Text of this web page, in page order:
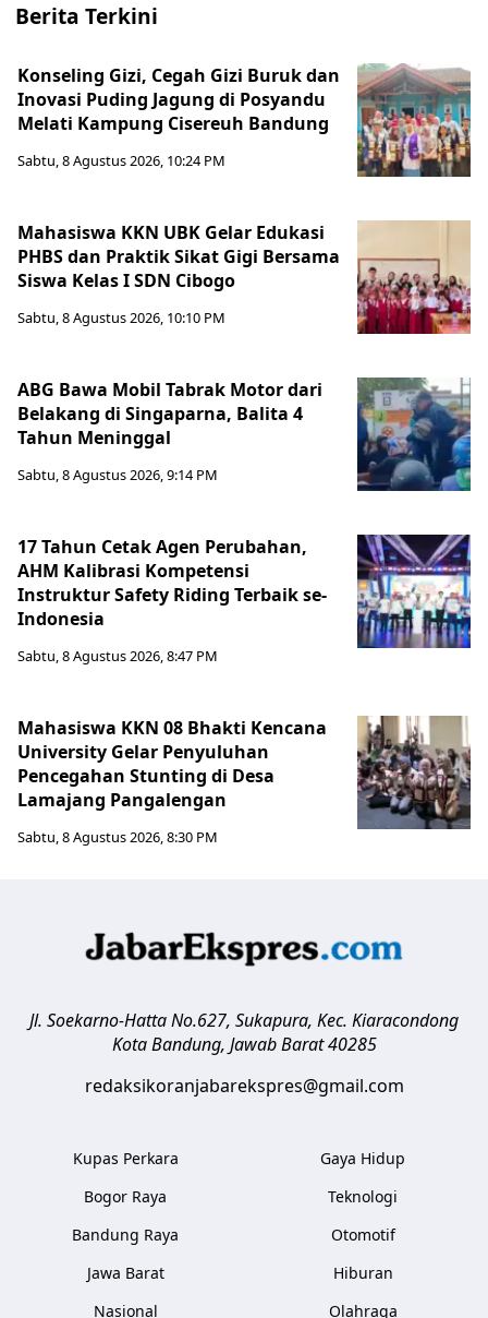
Berita Terkini
Konseling Gizi, Cegah Gizi Buruk dan
Inovasi Puding Jagung di Posyandu
Melati Kampung Cisereuh Bandung
Sabtu, 8 Agustus 2026, 10:24 PM
Mahasiswa KKN UBK Gelar Edukasi
PHBS dan Praktik Sikat Gigi Bersama
Siswa Kelas I SDN Cibogo
Sabtu, 8 Agustus 2026, 10:10 PM
ABG Bawa Mobil Tabrak Motor dari
Belakang di Singaparna, Balita 4
Tahun Meninggal
Sabtu, 8 Agustus 2026, 9:14 PM
17 Tahun Cetak Agen Perubahan,
AHM Kalibrasi Kompetensi
Instruktur Safety Riding Terbaik se-
Indonesia
Sabtu, 8 Agustus 2026, 8:47 PM
Mahasiswa KKN 08 Bhakti Kencana
University Gelar Penyuluhan
Pencegahan Stunting di Desa
Lamajang Pangalengan
Sabtu, 8 Agustus 2026, 8:30 PM
Jl. Soekarno-Hatta No.627, Sukapura, Kec. Kiaracondong
Kota Bandung, Jawab Barat 40285
redaksikoranjabarekspres@gmail.com
Kupas Perkara
Bogor Raya
Bandung Raya
Jawa Barat
Nasional
Gaya Hidup
Teknologi
Otomotif
Hiburan
Olahraga